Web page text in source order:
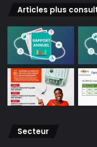
Articles plus
Secteur